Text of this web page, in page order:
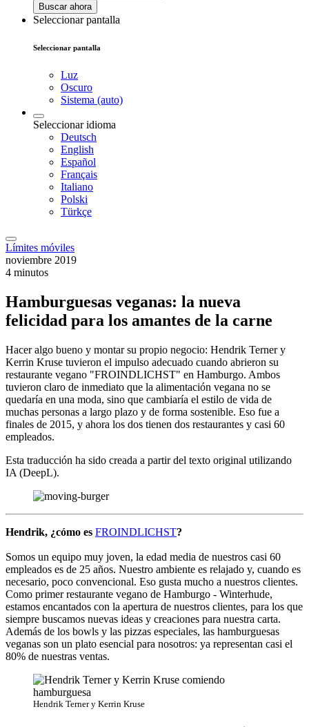
Buscar ahora
Seleccionar pantalla
Seleccionar pantalla
Luz
Oscuro
Sistema (auto)
Seleccionar idioma
Deutsch
English
Español
Français
Italiano
Polski
Türkçe
Límites móviles
noviembre 2019
4 minutos
Hamburguesas veganas: la nueva
felicidad para los amantes de la carne
Hacer algo bueno y montar su propio negocio: Hendrik Terner y
Kerrin Kruse tuvieron el impulso adecuado cuando abrieron su
restaurante vegano "FROINDLICHST" en Hamburgo. Ambos
tuvieron claro de inmediato que la alimentación vegana no se
quedaría en una moda, sino que cambiaría el estilo de vida de
muchas personas a largo plazo y de forma sostenible. Eso fue a
finales de 2015, y ahora los dos tienen dos restaurantes y casi 60
empleados.
Esta traducción ha sido creada a partir del texto original utilizando
IA (DeepL).
Hendrik, ¿cómo es FROINDLICHST?
Somos un equipo muy joven, la edad media de nuestros casi 60
empleados es de 25 años. Nuestro ambiente es relajado y, cuando es
necesario, poco convencional. Eso gusta mucho a nuestros clientes.
Como primer restaurante vegano de Hamburgo - Winterhude,
estamos encantados con la apertura de nuestros clientes, para los que
siempre buscamos nuevas ideas y creaciones para nuestra carta.
Además de los bowls y las pizzas especiales, las hamburguesas
veganas son un plato esencial para nosotros: ya representan casi el
80% de nuestras ventas.
Hendrik Terner y Kerrin Kruse